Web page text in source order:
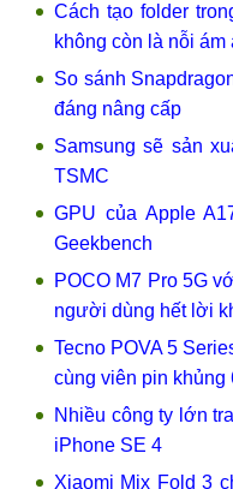
Cách tạo folder
không còn là nỗi ám
So sánh
đáng nâng cấp
Samsung sẽ sản
TSMC
GPU của Apple
Geekbench
POCO M7 Pro 5G
người dùng hết lời
Tecno POVA 5
cùng viên pin khủng
Nhiều công ty lớn
iPhone SE 4
Xiaomi Mix Fold 3